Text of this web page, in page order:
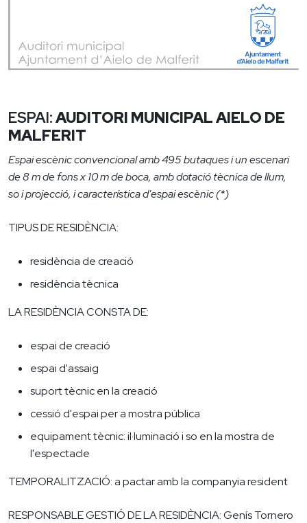
ESPAI:AUDITORI MUNICIPAL AIELO DE
MALFERIT
Espai escènic convencional amb 495 butaques i un escenari
de 8 m de fons x 10 m de boca, amb dotació tècnica de llum,
so i projecció, i característica d'espai escènic (*)
TIPUS DE RESIDÈNCIA:
residència de creació
residència tècnica
LA RESIDÈNCIA CONSTA DE:
espai de creació
espai d'assaig
suport tècnic en la creació
cessió d'espai per a mostra pública
equipament tècnic: il·luminació i so en la mostra de
l'espectacle
TEMPORALITZACIÓ: a pactar amb la companyia resident
RESPONSABLE GESTIÓ DE LA RESIDÈNCIA: Genís Tornero